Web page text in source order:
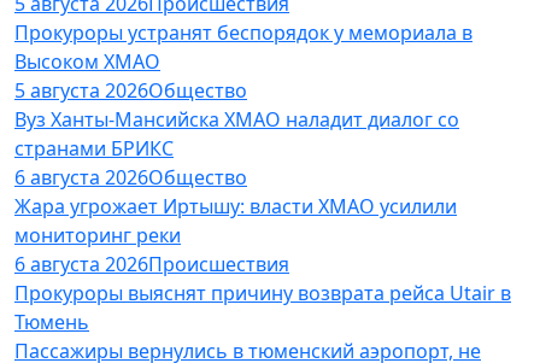
Прокуроры устранят беспорядок у мемориала в
Высоком ХМАО
5 августа 2026Общество
Вуз Ханты-Мансийска ХМАО наладит диалог со
странами БРИКС
6 августа 2026Общество
Жара угрожает Иртышу: власти ХМАО усилили
мониторинг реки
6 августа 2026Происшествия
Прокуроры выяснят причину возврата рейса Utair в
Тюмень
Пассажиры вернулись в тюменский аэропорт, не